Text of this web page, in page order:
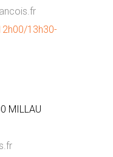
13h30-
MILLAU